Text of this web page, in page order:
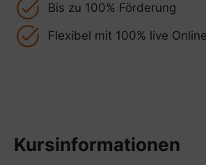
Bis zu 100% Förderung
Flexibel mit 100% live
Kursinformationen